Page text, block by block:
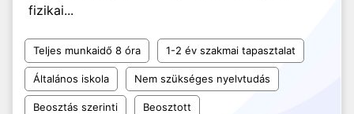
fizikai...
Teljes munkaidő 8 óra 1-2 év szakmai tapasztalat
Általános iskola Nem szükséges nyelvtudás
Beosztás szerinti Beosztott